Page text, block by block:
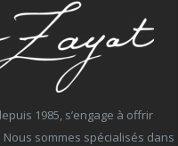
1985, s’engage à offrir
sommes spécialisés dans